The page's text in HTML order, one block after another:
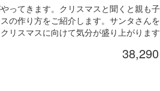
ってきます。クリスマスと聞くと親も
の作り方をご紹介します。サンタさん
リスマスに向けて気分が盛り上がりま
38,290